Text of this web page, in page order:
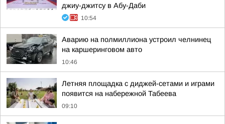
джиу-джитсу в Абу-Даби
10:54
Аварию на полмиллиона устроил челнинец
на каршеринговом авто
10:46
Летняя площадка с диджей-сетами и играми
появится на набережной Табеева
09:10